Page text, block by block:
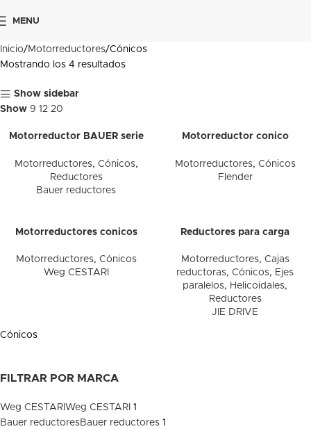
MENU
FILTRAR POR MARCA
Weg CESTARI Weg CESTARI 1
Bauer reductoresBauer reductores 1
Inicio Motorreductores Cónicos
Mostrando los 4 resultados
Show sidebar
Show 9 12 20
Motorreductor BAUER serie
Motorreductores, Cónicos,
Reductores
Bauer reductores
Motorreductor conico
Motorreductores, Cónicos
Flender
Motorreductores conicos
Motorreductores, Cónicos
Weg CESTARI
Reductores para carga
Motorreductores, Cajas
reductoras, Cónicos, Ejes
paralelos, Helicoidales,
Reductores
JIE DRIVE
Cónicos